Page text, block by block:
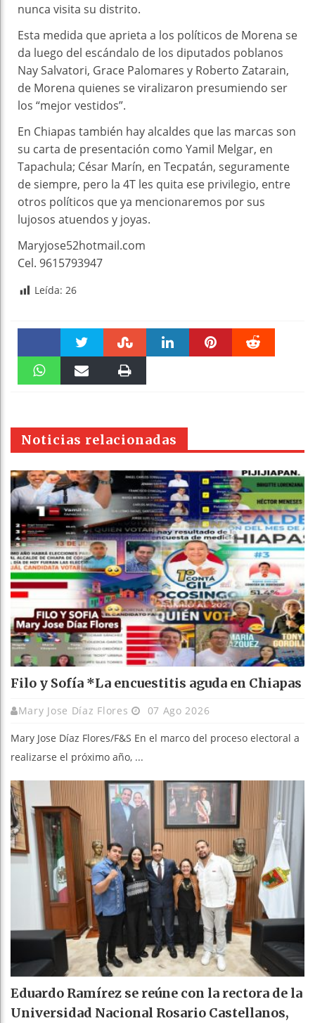
nunca visita su distrito.
Esta medida que aprieta a los políticos de Morena se
da luego del escándalo de los diputados poblanos
Nay Salvatori, Grace Palomares y Roberto Zatarain,
de Morena quienes se viralizaron presumiendo ser
los “mejor vestidos”.
En Chiapas también hay alcaldes que las marcas son
su carta de presentación como Yamil Melgar, en
Tapachula; César Marín, en Tecpatán, seguramente
de siempre, pero la 4T les quita ese privilegio, entre
otros políticos que ya mencionaremos por sus
lujosos atuendos y joyas.
Maryjose52hotmail.com
Cel. 9615793947
Leída: 26
Faceboo Twitter Stumble
pt
Noticias relacionadas
Filo y Sofía *La encuestitis aguda en Chiapas
Mary Jose Díaz Flores 07 Ago 2026
Mary Jose Díaz Flores/F&S En el marco del proceso electoral a
realizarse el próximo año, ...
Eduardo Ramírez se reúne con la rectora de la
Universidad Nacional Rosario Castellanos,